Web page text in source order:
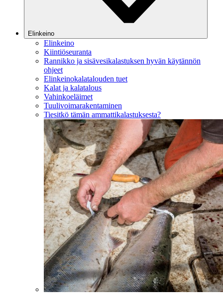
Elinkeino
Elinkeino
Kiintiöseuranta
Rannikko ja sisävesikalastuksen hyvän käytännön
ohjeet
Elinkeinokalatalouden tuet
Kalat ja kalatalous
Vahinkoeläimet
Tuulivoimarakentaminen
Tiesitkö tämän ammattikalastuksesta?